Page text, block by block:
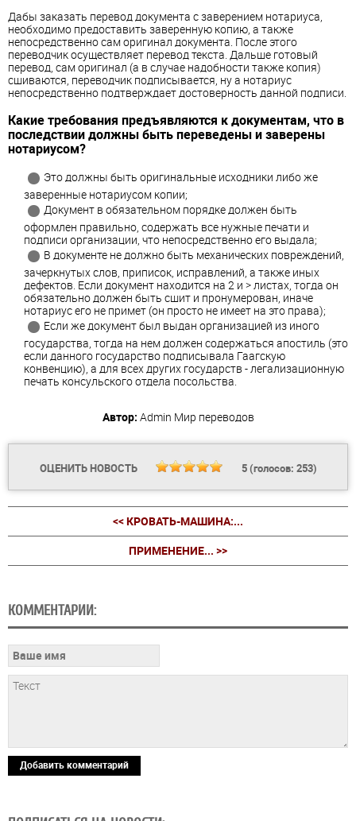
Дабы заказать перевод документа с заверением нотариуса,
необходимо предоставить заверенную копию, а также
непосредственно сам оригинал документа. После этого
переводчик осуществляет перевод текста. Дальше готовый
перевод, сам оригинал (а в случае надобности также копия)
сшиваются, переводчик подписывается, ну а нотариус
непосредственно подтверждает достоверность данной подписи.
Какие требования предъявляются к документам, что в
последствии должны быть переведены и заверены
нотариусом?
Это должны быть оригинальные исходники либо же
заверенные нотариусом копии;
Документ в обязательном порядке должен быть
оформлен правильно, содержать все нужные печати и
подписи организации, что непосредственно его выдала;
В документе не должно быть механических повреждений,
зачеркнутых слов, приписок, исправлений, а также иных
дефектов. Если документ находится на 2 и > листах, тогда он
обязательно должен быть сшит и пронумерован, иначе
нотариус его не примет (он просто не имеет на это права);
Если же документ был выдан организацией из иного
государства, тогда на нем должен содержаться апостиль (это
если данного государство подписывала Гаагскую
конвенцию), а для всех других государств - легализационную
печать консульского отдела посольства.
Автор: Admin Мир переводов
ОЦЕНИТЬ НОВОСТЬ 5(голосов: 253)
<< КРОВАТЬ-МАШИНА:...
ПРИМЕНЕНИЕ... >>
КОММЕНТАРИИ:
Добавить комментарий